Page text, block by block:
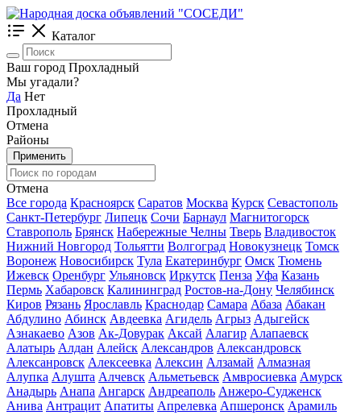
Каталог
Ваш город Прохладный
Мы угадали?
Да Нет
Прохладный
Отмена
Районы
Применить
Отмена
Все города Красноярск Саратов Москва Курск Севастополь
Санкт-Петербург Липецк Сочи Барнаул Магнитогорск
Ставрополь Брянск Набережные Челны Тверь Владивосток
Нижний Новгород Тольятти Волгоград Новокузнецк Томск
Воронеж Новосибирск Тула Екатеринбург Омск Тюмень
Ижевск Оренбург Ульяновск Иркутск Пенза Уфа Казань
Пермь Хабаровск Калининград Ростов-на-Дону Челябинск
Киров Рязань Ярославль Краснодар Самара Абаза Абакан
Абдулино Абинск Авдеевка Агидель Агрыз Адыгейск
Азнакаево Азов Ак-Довурак Аксай Алагир Алапаевск
Алатырь Алдан Алейск Александров Александровск
Алексанровск Алексеевка Алексин Алзамай Алмазная
Алупка Алушта Алчевск Альметьевск Амвросиевка Амурск
Анадырь Анапа Ангарск Андреаполь Анжеро-Судженск
Анива Антрацит Апатиты Апрелевка Апшеронск Арамиль